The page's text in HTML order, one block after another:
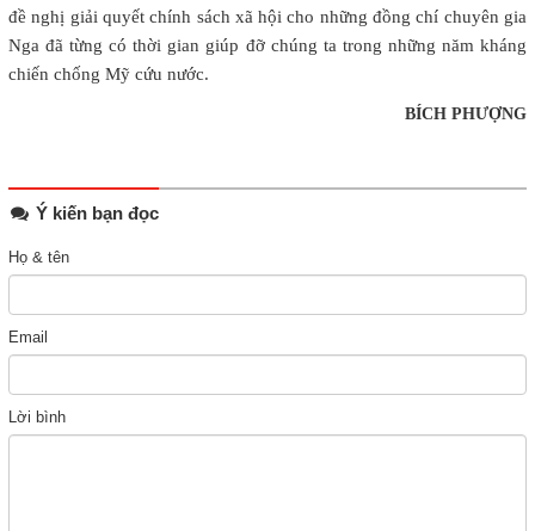
đề nghị giải quyết chính sách xã hội cho những đồng chí chuyên gia
Nga đã từng có thời gian giúp đỡ chúng ta trong những năm kháng
chiến chống Mỹ cứu nước.
BÍCH PHƯỢNG
Ý kiến bạn đọc
Họ & tên
Email
Lời bình